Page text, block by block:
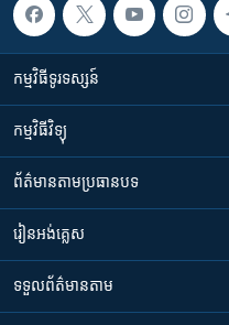
កម្មវិធី​ទូរទស្សន៍
កម្មវិធី​វិទ្យុ
ព័ត៌មាន​តាមប្រធានបទ​
រៀន​​អង់គ្លេស
ទទួល​ព័ត៌មាន​តាម